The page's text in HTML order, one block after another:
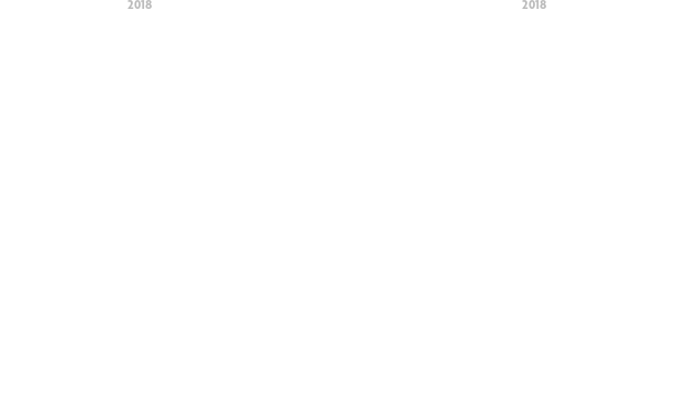
2018 2018